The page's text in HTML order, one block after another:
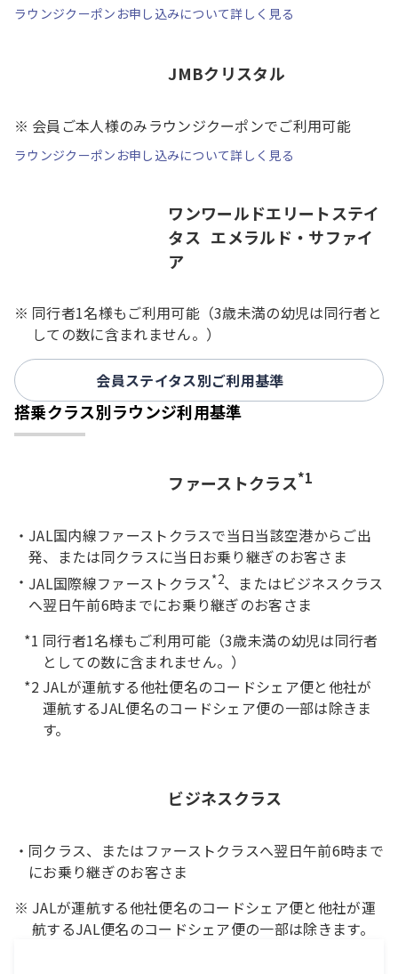
ラウンジクーポンお申し込みについて詳しく見る
JMBクリスタル
会員ご本人様のみラウンジクーポンでご利用可能
ラウンジクーポンお申し込みについて詳しく見る
ワンワールドエリートステイ
タス エメラルド・サファイ
ア
同行者1名様もご利用可能（3歳未満の幼児は同行者と
しての数に含まれません。）
会員ステイタス別ご利用基準
搭乗クラス別ラウンジ利用基準
ファーストクラス*1
JAL国内線ファーストクラスで当日当該空港からご出
発、または同クラスに当日お乗り継ぎのお客さま
JAL国際線ファーストクラス*2、またはビジネスクラス
へ翌日午前6時までにお乗り継ぎのお客さま
同行者1名様もご利用可能（3歳未満の幼児は同行者
としての数に含まれません。）
JALが運航する他社便名のコードシェア便と他社が
運航するJAL便名のコードシェア便の一部は除きま
す。
ビジネスクラス
同クラス、またはファーストクラスへ翌日午前6時まで
にお乗り継ぎのお客さま
JALが運航する他社便名のコードシェア便と他社が運
航するJAL便名のコードシェア便の一部は除きます。